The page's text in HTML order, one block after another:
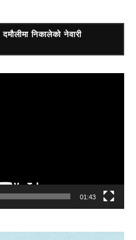
निकालेको नेवारी
01:43